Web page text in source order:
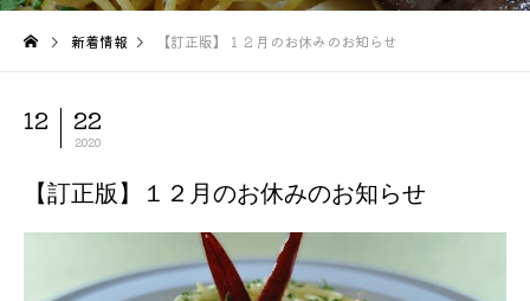
新着情報 【訂正版】１２月のお休みのお知らせ
12 22
2020
【訂正版】１２月のお休みのお知らせ